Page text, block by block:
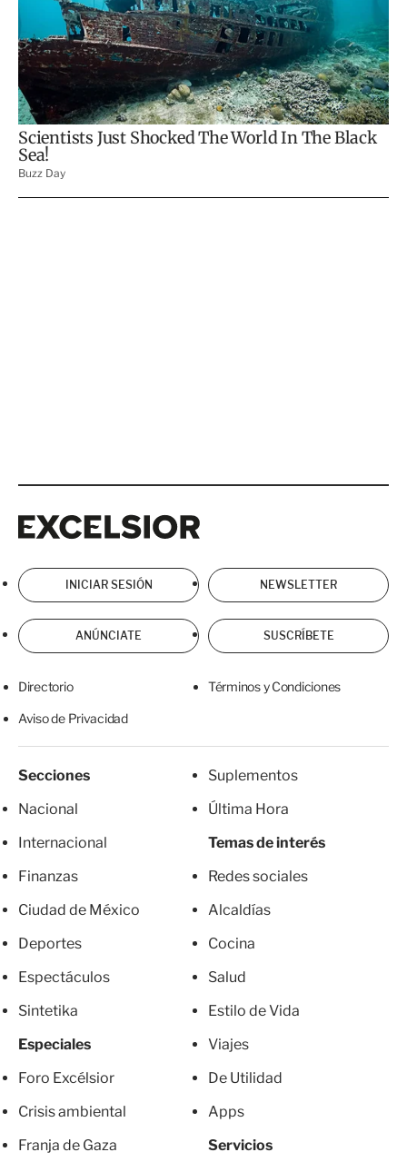
INICIAR SESIÓN NEWSLETTER
ANÚNCIATE SUSCRÍBETE
Directorio Términos y Condiciones
Aviso de Privacidad
Secciones
Nacional
Internacional
Finanzas
Ciudad de México
Deportes
Espectáculos
Sintetika
Especiales
Foro Excélsior
Crisis ambiental
Franja de Gaza
Suplementos
Última Hora
Temas de interés
Redes sociales
Alcaldías
Cocina
Salud
Estilo de Vida
Viajes
De Utilidad
Apps
Servicios